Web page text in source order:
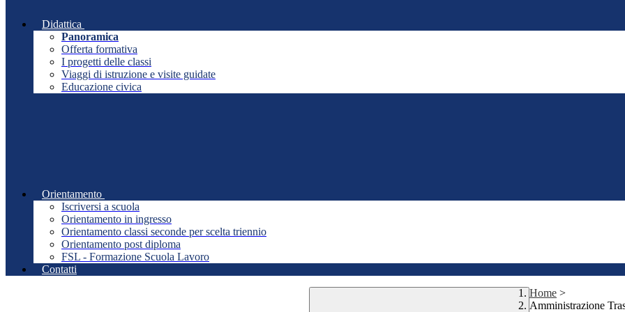
Didattica
Panoramica
Offerta formativa
I progetti delle classi
Viaggi di istruzione e visite guidate
Educazione civica
Orientamento
Iscriversi a scuola
Orientamento in ingresso
Orientamento classi seconde per scelta triennio
Orientamento post diploma
FSL - Formazione Scuola Lavoro
Contatti
Home >
Amministrazione